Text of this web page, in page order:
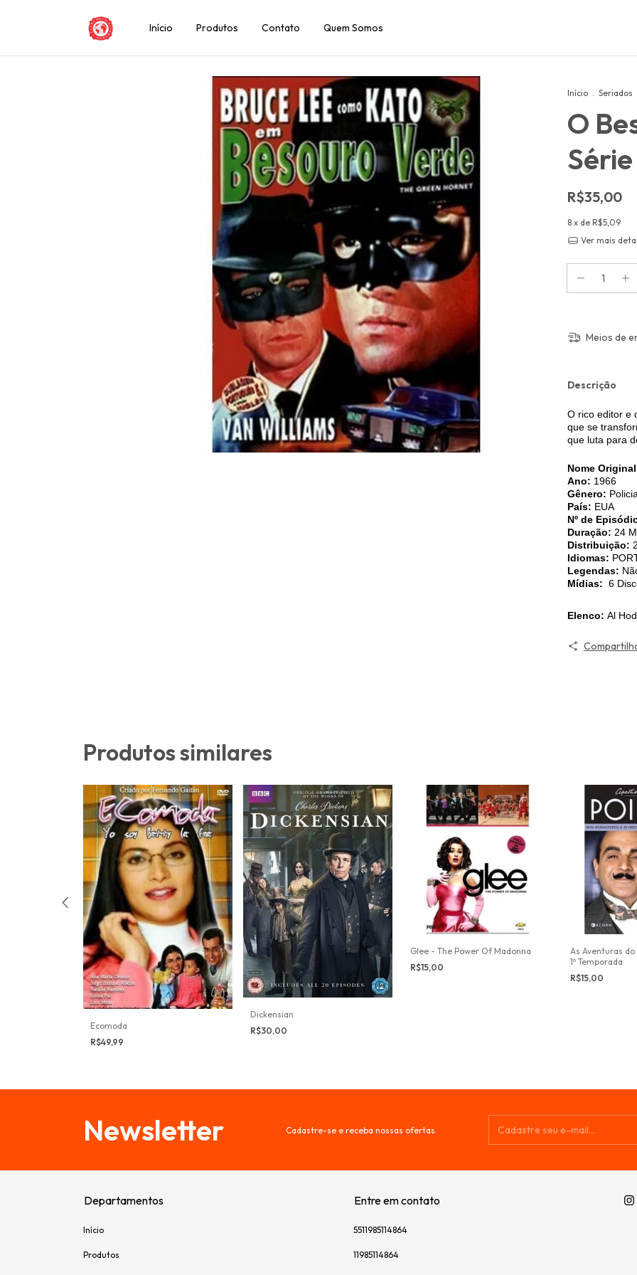
Início Produtos Contato Quem Somos
Início . Seriados
O
R$35,00
8 x de R$5,09
Ver mais
Meios de
Descrição
O rico editor e
que se
que luta para
Nome
Ano: 1966
Gênero:
País: EUA
Nº de
Duração: 24
Distribuição:
Idiomas:
Legendas:
Mídias: 6
Elenco: Al
Produtos similares
Ecomoda
R$49,99
Dickensian
R$30,00
Glee - The Power Of Madonna
R$15,00
As Aventuras
1º Temporada
R$15,00
Newsletter Cadastre-se e receba nossas ofertas.
Departamentos
Início
Produtos
Entre em contato
5511985114864
11985114864